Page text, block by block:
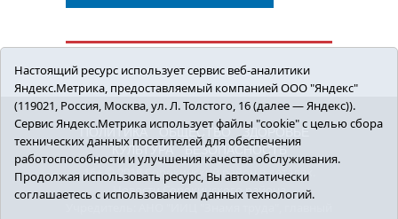
ПОЛИТИКА ОБЩЕСТВО
ЗДОРОВЬЕ
КУЛЬТУРА
БЕЗОПАСНОСТЬ
16+ © 2018 Сорокинский район в деталях.
Новости Сорокинского района
Настоящий ресурс использует сервис веб-аналитики
Яндекс.Метрика, предоставляемый компанией ООО "Яндекс"
(119021, Россия, Москва, ул. Л. Толстого, 16 (далее — Яндекс)).
Сервис Яндекс.Метрика использует файлы "cookie" с целью сбора
технических данных посетителей для обеспечения
работоспособности и улучшения качества обслуживания.
Продолжая использовать ресурс, Вы автоматически
соглашаетесь с использованием данных технологий.